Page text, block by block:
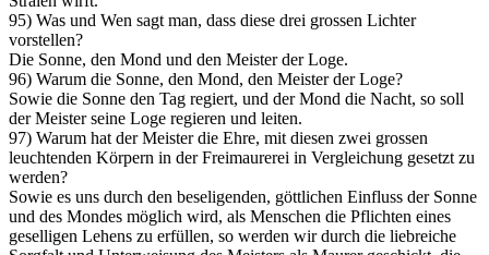
95) Was und Wen sagt man, dass diese drei grossen Lichter
vorstellen?
Die Sonne, den Mond und den Meister der Loge.
96) Warum die Sonne, den Mond, den Meister der Loge?
Sowie die Sonne den Tag regiert, und der Mond die Nacht, so soll
der Meister seine Loge regieren und leiten.
97) Warum hat der Meister die Ehre, mit diesen zwei grossen
leuchtenden Körpern in der Freimaurerei in Vergleichung gesetzt zu
werden?
Sowie es uns durch den beseligenden, göttlichen Einfluss der Sonne
und des Mondes möglich wird, als Menschen die Pflichten eines
geselligen Lehens zu erfüllen, so werden wir durch die liebreiche